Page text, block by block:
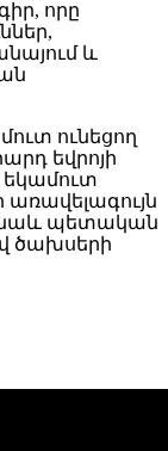
որը
և
ունեցող
եվրոյի
եկամուտ
նաև պետական
ծախսերի